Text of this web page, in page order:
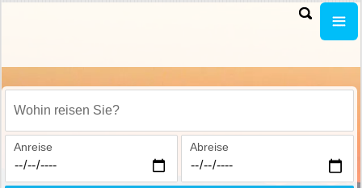
Wohin reisen Sie?
Anreise Abreise